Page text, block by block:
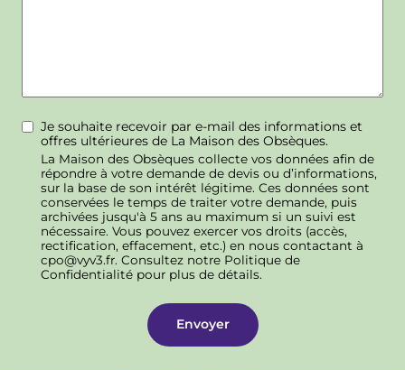
Je souhaite recevoir par e-mail des informations et
offres ultérieures de La Maison des Obsèques.
La Maison des Obsèques collecte vos données afin de
répondre à votre demande de devis ou d’informations,
sur la base de son intérêt légitime. Ces données sont
conservées le temps de traiter votre demande, puis
archivées jusqu'à 5 ans au maximum si un suivi est
nécessaire. Vous pouvez exercer vos droits (accès,
rectification, effacement, etc.) en nous contactant à
cpo@vyv3.fr. Consultez notre Politique de
Confidentialité pour plus de détails.